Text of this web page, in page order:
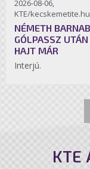
2026-08-06,
KTE/kecskemetite.hu
NÉMETH
GÓLPASSZ
HAJT MÁR
Interjú.
KTE